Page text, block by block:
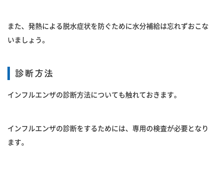
また、発熱による脱水症状を防ぐために水分補給は忘れずおこな
いましょう。
診断方法
インフルエンザの診断方法についても触れておきます。
インフルエンザの診断をするためには、専用の検査が必要となり
ます。